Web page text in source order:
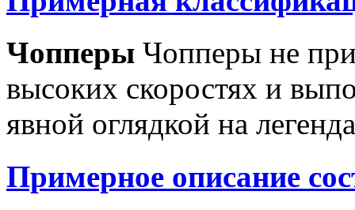
Чопперы Чопперы не
высоких скоростях и
явной оглядкой на
Примерное описание